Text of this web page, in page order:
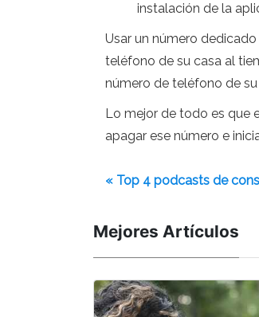
instalación de la
Usar un número
teléfono de su casa al
número de teléfono de
Lo mejor de todo es que
apagar ese número e
« Top 4 podcasts de
Mejores Artículos